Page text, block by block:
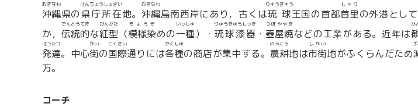
沖縄
おきなわ
県の県庁所在
けんちょうしょざい
地。 沖縄
おきなわ
島南西岸にあり，古くは琉球
りゅうきゅう
王国の首都首里
しゅり
の外港として
か， 伝統的
でんとうてき
な紅型
びんがた
（模様染
もようぞ
めの一種
いっしゅ
）・ 琉球漆器
りゅうきゅうしっき
・ 壺屋焼
つぼややき
などの工業がある。近年は
か
発達
はったつ
。中心街
がい
の国際
こくさい
通りには各種
かくしゅ
の商店が集中する。 農耕
のうこう
地は市街
しがい
地がふくらんだため
万。
コーチ